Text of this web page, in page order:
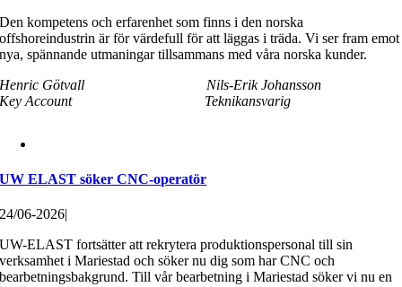
Den kompetens och erfarenhet som finns i den norska
offshoreindustrin är för värdefull för att läggas i träda. Vi ser fram emot
nya, spännande utmaningar tillsammans med våra norska kunder.
Henric Götvall Nils-Erik Johansson
Key Account Teknikansvarig
UW ELAST söker CNC-operatör
24/06-2026|
UW-ELAST fortsätter att rekrytera produktionspersonal till sin
verksamhet i Mariestad och söker nu dig som har CNC och
bearbetningsbakgrund. Till vår bearbetning i Mariestad söker vi nu en